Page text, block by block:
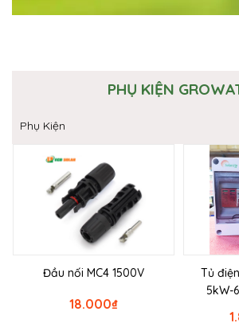
PHỤ KIỆN
Phụ Kiện
Đầu nối MC4 1500V
₫
18.000
Tủ
5kW-